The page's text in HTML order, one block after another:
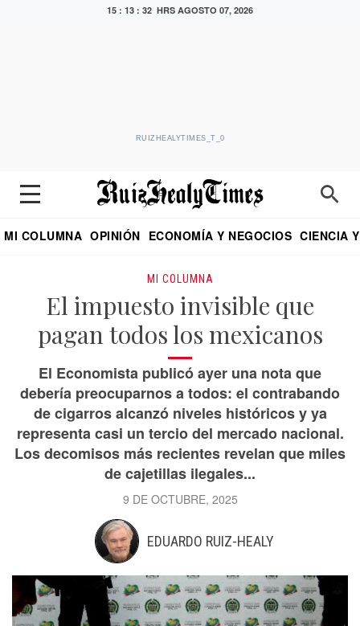
15 : 13 : 33 HRS AGOSTO 07, 2026
RUIZHEALYTIMES_T_0
MI COLUMNA OPINIÓN ECONOMÍA Y NEGOCIOS CIENCIA
MI COLUMNA
El impuesto invisible que
pagan todos los mexicanos
El Economista publicó ayer una nota que
debería preocuparnos a todos: el contrabando
de cigarros alcanzó niveles históricos y ya
representa casi un tercio del mercado nacional.
Los decomisos más recientes revelan que miles
de cajetillas ilegales...
9 DE OCTUBRE, 2025
EDUARDO RUIZ-HEALY